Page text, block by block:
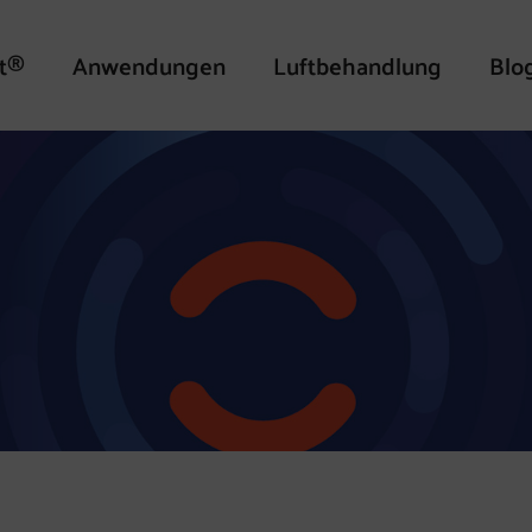
Anwendungen Luftbehandlung